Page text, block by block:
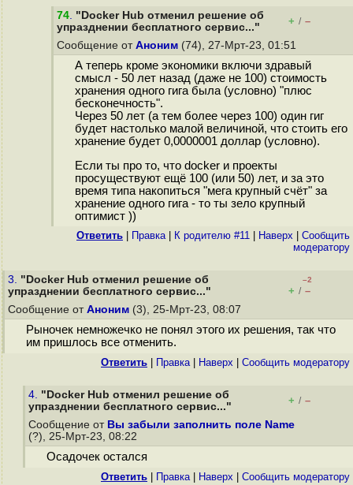
74. "Docker Hub отменил решение об
упразднении бесплатного сервис..."
+ / –
Сообщение от Аноним (74), 27-Мрт-23, 01:51
А теперь кроме экономики включи здравый
смысл - 50 лет назад (даже не 100) стоимость
хранения одного гига была (условно) "плюс
бесконечность".
Через 50 лет (а тем более через 100) один гиг
будет настолько малой величиной, что стоить его
хранение будет 0,0000001 доллар (условно).
Если ты про то, что docker и проекты
просуществуют ещё 100 (или 50) лет, и за это
время типа накопиться "мега крупный счёт" за
хранение одного гига - то ты зело крупный
оптимист ))
Ответить Правка| К родителю #11 Наверх
Cообщить
модератору
3. "Docker Hub отменил решение об
упразднении бесплатного сервис..."
–2
+ / –
Сообщение от Аноним (3), 25-Мрт-23, 08:07
Рыночек немножечко не понял этого их решения, так что
им пришлось все отменить.
Ответить Правка| Наверх Cообщить модератору
4. "Docker Hub отменил решение об
упразднении бесплатного сервис..."
+ / –
Сообщение от Вы забыли заполнить поле Name
(?), 25-Мрт-23, 08:22
Осадочек остался
Ответить Правка| Наверх Cообщить модератору